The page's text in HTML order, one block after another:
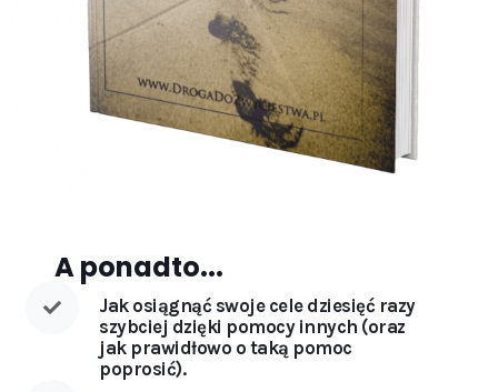
A ponadto...
Jak osiągnąć swoje cele dziesięć razy
szybciej dzięki pomocy innych (oraz
jak prawidłowo o taką pomoc
poprosić).